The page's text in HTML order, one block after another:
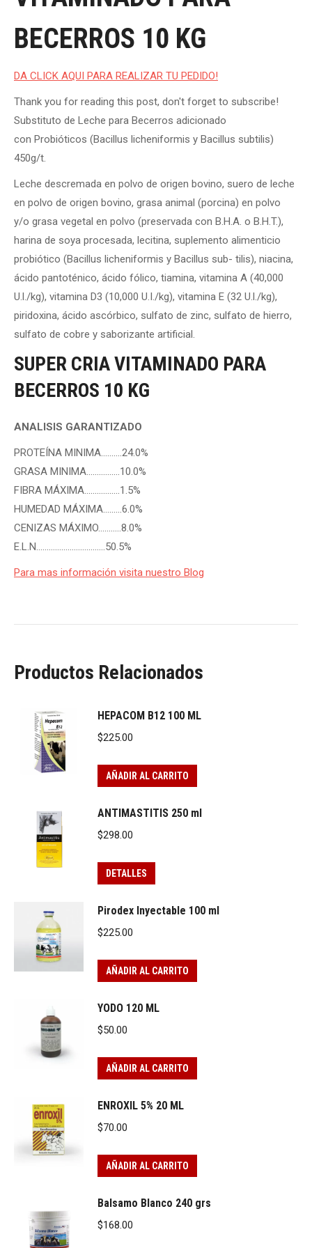
BECERROS 10 KG
DA CLICK AQUI PARA REALIZAR TU PEDIDO!
Thank you for reading this post, don't forget to subscribe!
Substituto de Leche para Becerros adicionado
con Probióticos (Bacillus licheniformis y Bacillus subtilis)
450g/t.
Leche descremada en polvo de origen bovino, suero de leche
en polvo de origen bovino, grasa animal (porcina) en polvo
y/o grasa vegetal en polvo (preservada con B.H.A. o B.H.T.),
harina de soya procesada, lecitina, suplemento alimenticio
probiótico (Bacillus licheniformis y Bacillus sub- tilis), niacina,
ácido pantoténico, ácido fólico, tiamina, vitamina A (40,000
U.l./kg), vitamina D3 (10,000 U.I./kg), vitamina E (32 U.l./kg),
piridoxina, ácido ascórbico, sulfato de zinc, sulfato de hierro,
sulfato de cobre y saborizante artificial.
SUPER CRIA VITAMINADO PARA
BECERROS 10 KG
ANALISIS GARANTIZADO
PROTEÍNA MINIMA……….24.0%
GRASA MINIMA…………….10.0%
FIBRA MÁXIMA……………..1.5%
HUMEDAD MÁXIMA………6.0%
CENIZAS MÁXIMO………..8.0%
E.L.N……………………………50.5%
Para mas información visita nuestro Blog
Productos Relacionados
HEPACOM B12 100 ML
$225.00
AÑADIR AL CARRITO
ANTIMASTITIS 250 ml
$298.00
DETALLES
Pirodex Inyectable 100 ml
$225.00
AÑADIR AL CARRITO
YODO 120 ML
$50.00
AÑADIR AL CARRITO
ENROXIL 5% 20 ML
$70.00
AÑADIR AL CARRITO
Balsamo Blanco 240 grs
$168.00